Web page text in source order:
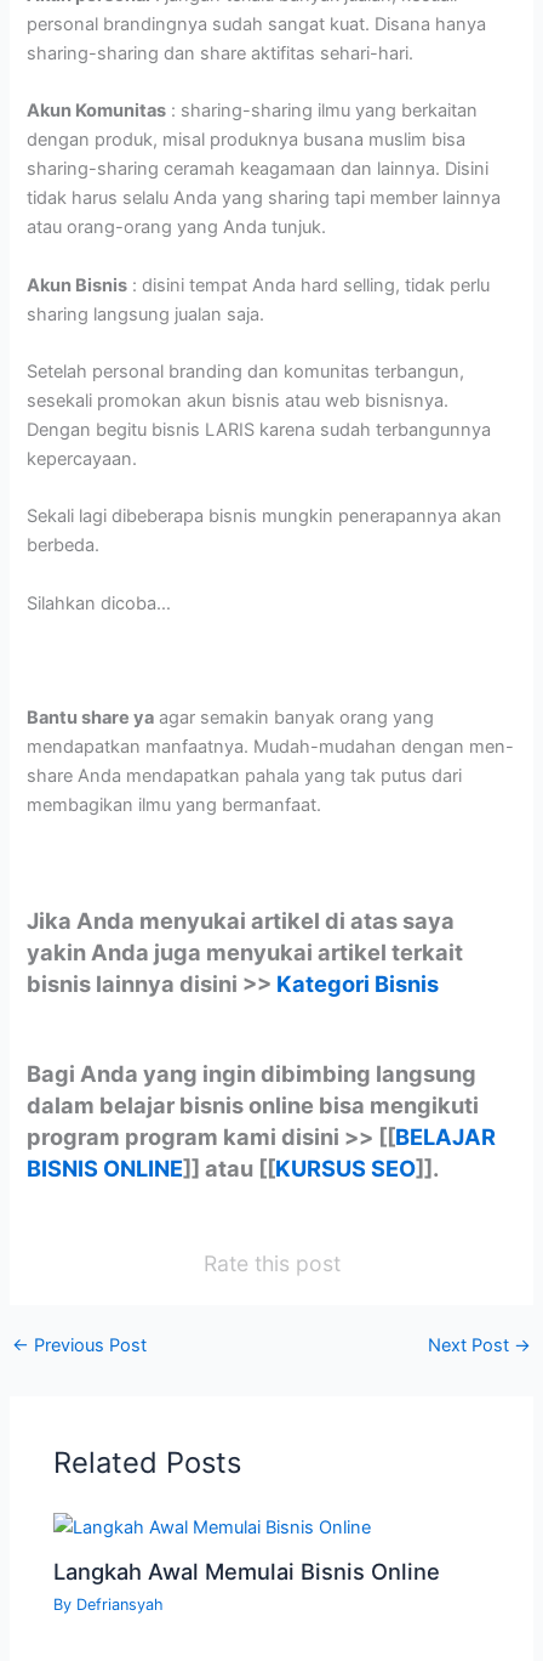
personal brandingnya sudah sangat kuat. Disana hanya
sharing-sharing dan share aktifitas sehari-hari.
Akun Komunitas : sharing-sharing ilmu yang berkaitan
dengan produk, misal produknya busana muslim bisa
sharing-sharing ceramah keagamaan dan lainnya. Disini
tidak harus selalu Anda yang sharing tapi member lainnya
atau orang-orang yang Anda tunjuk.
Akun Bisnis : disini tempat Anda hard selling, tidak perlu
sharing langsung jualan saja.
Setelah personal branding dan komunitas terbangun,
sesekali promokan akun bisnis atau web bisnisnya.
Dengan begitu bisnis LARIS karena sudah terbangunnya
kepercayaan.
Sekali lagi dibeberapa bisnis mungkin penerapannya akan
berbeda.
Silahkan dicoba…
Bantu share ya agar semakin banyak orang yang
mendapatkan manfaatnya. Mudah-mudahan dengan men-
share Anda mendapatkan pahala yang tak putus dari
membagikan ilmu yang bermanfaat.
Jika Anda menyukai artikel di atas saya
yakin Anda juga menyukai artikel terkait
bisnis lainnya disini >> Kategori Bisnis
Bagi Anda yang ingin dibimbing langsung
dalam belajar bisnis online bisa mengikuti
program program kami disini >> [[BELAJAR
BISNIS ONLINE]] atau [[KURSUS SEO]].
Rate this post
← Previous Post Next Post →
Related Posts
Langkah Awal Memulai Bisnis Online
By Defriansyah